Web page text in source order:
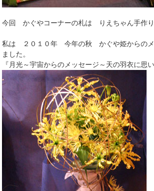
今回 かぐやコーナーの札は りえちゃん手作り
私は ２０１０年 今年の秋 かぐや姫からのメ
ました。
『月光～宇宙からのメッセージ～天の羽衣に思